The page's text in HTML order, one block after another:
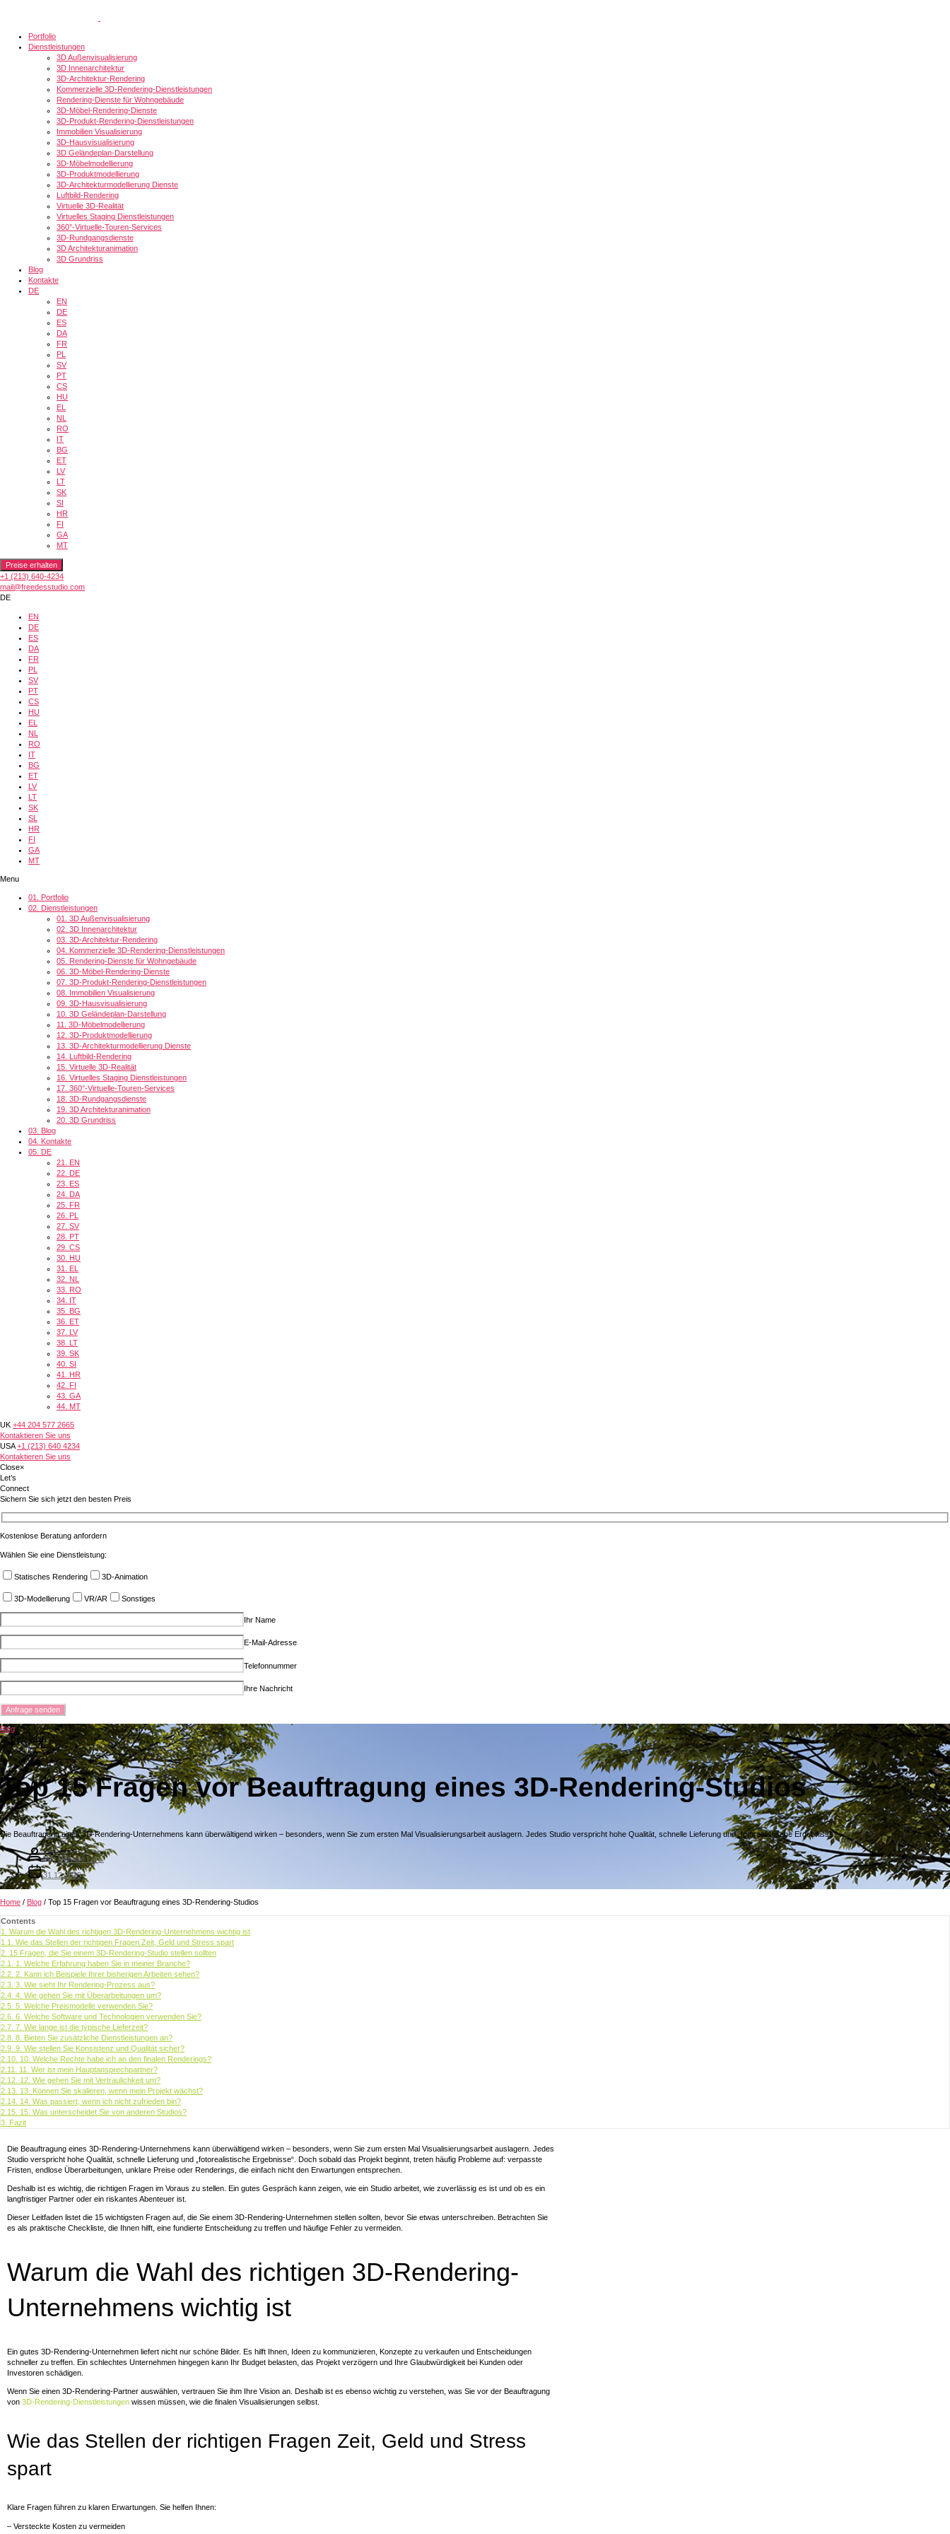
Portfolio
Dienstleistungen
3D Außenvisualisierung
3D Innenarchitektur
3D-Architektur-Rendering
Kommerzielle 3D-Rendering-Dienstleistungen
Rendering-Dienste für Wohngebäude
3D-Möbel-Rendering-Dienste
3D-Produkt-Rendering-Dienstleistungen
Immobilien Visualisierung
3D-Hausvisualisierung
3D Geländeplan-Darstellung
3D-Möbelmodellierung
3D-Produktmodellierung
3D-Architekturmodellierung Dienste
Luftbild-Rendering
Virtuelle 3D-Realität
Virtuelles Staging Dienstleistungen
360°-Virtuelle-Touren-Services
3D-Rundgangsdienste
3D Architekturanimation
3D Grundriss
Blog
Kontakte
DE
EN
DE
ES
DA
FR
PL
SV
PT
CS
HU
EL
NL
RO
IT
BG
ET
LV
LT
SK
SI
HR
FI
GA
MT
Preise erhalten
+1 (213) 640-4234
mail@freedesstudio.com
DE
EN
DE
ES
DA
FR
PL
SV
PT
CS
HU
EL
NL
RO
IT
BG
ET
LV
LT
SK
SL
HR
FI
GA
MT
Menu
01. Portfolio
02. Dienstleistungen
01. 3D Außenvisualisierung
02. 3D Innenarchitektur
03. 3D-Architektur-Rendering
04. Kommerzielle 3D-Rendering-Dienstleistungen
05. Rendering-Dienste für Wohngebäude
06. 3D-Möbel-Rendering-Dienste
07. 3D-Produkt-Rendering-Dienstleistungen
08. Immobilien Visualisierung
09. 3D-Hausvisualisierung
10. 3D Geländeplan-Darstellung
11. 3D-Möbelmodellierung
12. 3D-Produktmodellierung
13. 3D-Architekturmodellierung Dienste
14. Luftbild-Rendering
15. Virtuelle 3D-Realität
16. Virtuelles Staging Dienstleistungen
17. 360°-Virtuelle-Touren-Services
18. 3D-Rundgangsdienste
19. 3D Architekturanimation
20. 3D Grundriss
03. Blog
04. Kontakte
05. DE
21. EN
22. DE
23. ES
24. DA
25. FR
26. PL
27. SV
28. PT
29. CS
30. HU
31. EL
32. NL
33. RO
34. IT
35. BG
36. ET
37. LV
38. LT
39. SK
40. SI
41. HR
42. FI
43. GA
44. MT
UK +44 204 577 2665
Kontaktieren Sie uns
USA +1 (213) 640 4234
Kontaktieren Sie uns
Close×
Let’s
Connect
Sichern Sie sich jetzt den besten Preis
Kostenlose Beratung anfordern
Wählen Sie eine Dienstleistung:
Statisches Rendering 3D-Animation
3D-Modellierung VR/AR Sonstiges
Ihr Name
E-Mail-Adresse
Telefonnummer
Ihre Nachricht
Blog
31 Dez. 2025
Top 15 Fragen vor Beauftragung eines 3D-Rendering-Studios
Die Beauftragung eines 3D-Rendering-Unternehmens kann überwältigend wirken – besonders, wenn Sie zum ersten Mal Visualisierungsarbeit auslagern. Jedes Studio verspricht hohe Qualität, schnelle Lieferung und „fotorealistische Ergebnisse“.
VonDanielle Lane
31.12.2025
Home / Blog / Top 15 Fragen vor Beauftragung eines 3D-Rendering-Studios
Contents
1.
Warum die Wahl des richtigen 3D-Rendering-Unternehmens wichtig ist
1.1.
Wie das Stellen der richtigen Fragen Zeit, Geld und Stress spart
2. 15 Fragen, die Sie einem 3D-Rendering-Studio stellen sollten
2.1.
1. Welche Erfahrung haben Sie in meiner Branche?
2.2. 2. Kann ich Beispiele Ihrer bisherigen Arbeiten sehen?
2.3. 3. Wie sieht Ihr Rendering-Prozess aus?
2.4. 4. Wie gehen Sie mit Überarbeitungen um?
2.5. 5. Welche Preismodelle verwenden Sie?
2.6. 6. Welche Software und Technologien verwenden Sie?
2.7. 7. Wie lange ist die typische Lieferzeit?
2.8. 8. Bieten Sie zusätzliche Dienstleistungen an?
2.9. 9. Wie stellen Sie Konsistenz und Qualität sicher?
2.10. 10. Welche Rechte habe ich an den finalen Renderings?
2.11.
11. Wer ist mein Hauptansprechpartner?
2.12. 12. Wie gehen Sie mit Vertraulichkeit um?
2.13. 13. Können Sie skalieren, wenn mein Projekt wächst?
2.14. 14. Was passiert, wenn ich nicht zufrieden bin?
2.15. 15. Was unterscheidet Sie von anderen Studios?
3. Fazit
Die Beauftragung eines 3D-Rendering-Unternehmens kann überwältigend wirken – besonders, wenn Sie zum ersten Mal Visualisierungsarbeit auslagern. Jedes
Studio verspricht hohe Qualität, schnelle Lieferung und „fotorealistische Ergebnisse“. Doch sobald das Projekt beginnt, treten häufig Probleme auf: verpasste
Fristen, endlose Überarbeitungen, unklare Preise oder Renderings, die einfach nicht den Erwartungen entsprechen.
Deshalb ist es wichtig, die richtigen Fragen im Voraus zu stellen. Ein gutes Gespräch kann zeigen, wie ein Studio arbeitet, wie zuverlässig es ist und ob es ein
langfristiger Partner oder ein riskantes Abenteuer ist.
Dieser Leitfaden listet die 15 wichtigsten Fragen auf, die Sie einem 3D-Rendering-Unternehmen stellen sollten, bevor Sie etwas unterschreiben. Betrachten Sie
es als praktische Checkliste, die Ihnen hilft, eine fundierte Entscheidung zu treffen und häufige Fehler zu vermeiden.
Warum die Wahl des richtigen 3D-Rendering-
Unternehmens wichtig ist
Ein gutes 3D-Rendering-Unternehmen liefert nicht nur schöne Bilder. Es hilft Ihnen, Ideen zu kommunizieren, Konzepte zu verkaufen und Entscheidungen
schneller zu treffen. Ein schlechtes Unternehmen hingegen kann Ihr Budget belasten, das Projekt verzögern und Ihre Glaubwürdigkeit bei Kunden oder
Investoren schädigen.
Wenn Sie einen 3D-Rendering-Partner auswählen, vertrauen Sie ihm Ihre Vision an. Deshalb ist es ebenso wichtig zu verstehen, was Sie vor der Beauftragung
von 3D-Rendering-Dienstleistungen wissen müssen, wie die finalen Visualisierungen selbst.
Wie das Stellen der richtigen Fragen Zeit, Geld und Stress
spart
Klare Fragen führen zu klaren Erwartungen. Sie helfen Ihnen:
– Versteckte Kosten zu vermeiden